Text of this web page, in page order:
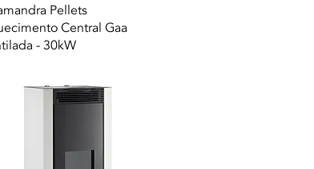
Vista rapida
Pellets
Central Gaa
- 30kW